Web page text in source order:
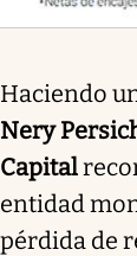
Haciendo
Nery
Capital
entidad
pérdida de